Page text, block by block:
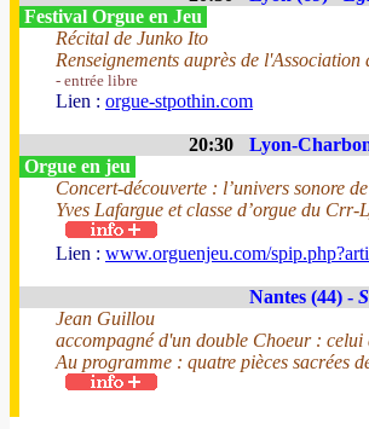
Festival Orgue en Jeu
Récital de Junko Ito
Renseignements auprès de
- entrée libre
Lien : orgue-stpothin.com
20:30
Lyon-
Orgue en jeu
Concert-découverte : l’univers sonore
Yves Lafargue et classe d’orgue du
Lien : www.orguenjeu.com/
Nantes (44) -
Jean Guillou
accompagné d'un double Choeur :
Au programme : quatre pièces sacrées